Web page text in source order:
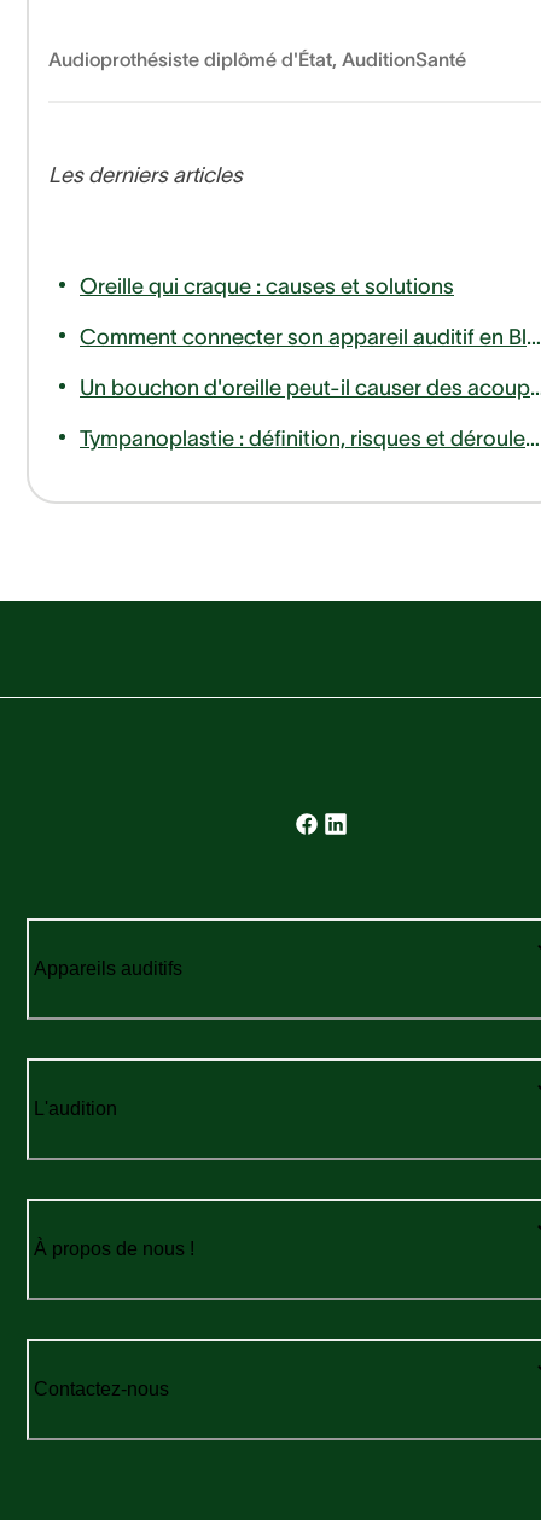
Audioprothésiste diplômé d'État AuditionSanté
Les derniers articles
Oreille qui craque : causes et solutions
Comment connecter son appareil auditif en Bluetooth à son téléphone ou télévision ?
Un bouchon d'oreille
Tympanoplastie : définition, risques et déroulement
Appareils auditifs
L'audition
À propos de nous !
Contactez-nous